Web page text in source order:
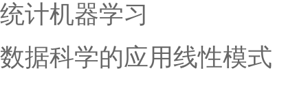
统计机器学习
数据科学的应用线性模式